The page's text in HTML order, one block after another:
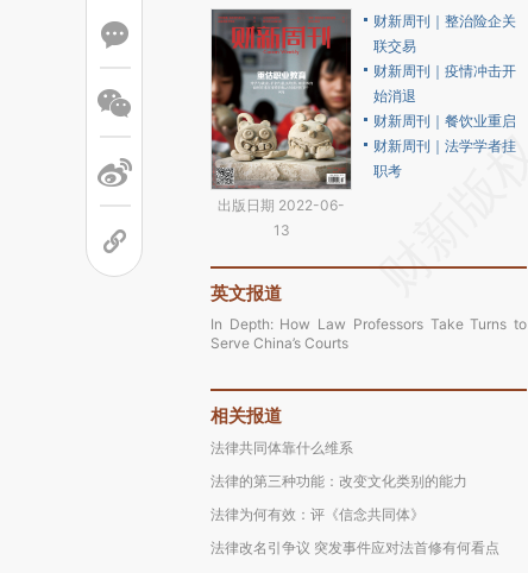
出版日期 2022-06-
13
财新周刊｜整治险企关
联交易
财新周刊｜疫情冲击开
始消退
财新周刊｜餐饮业重启
财新周刊｜法学学者挂
职考
英文报道
In Depth: How Law Professors Take Turns to
Serve China’s Courts
相关报道
法律共同体靠什么维系
法律的第三种功能：改变文化类别的能力
法律为何有效：评《信念共同体》
法律改名引争议 突发事件应对法首修有何看点